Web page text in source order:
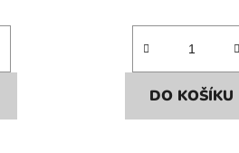
DO KOŠÍKU